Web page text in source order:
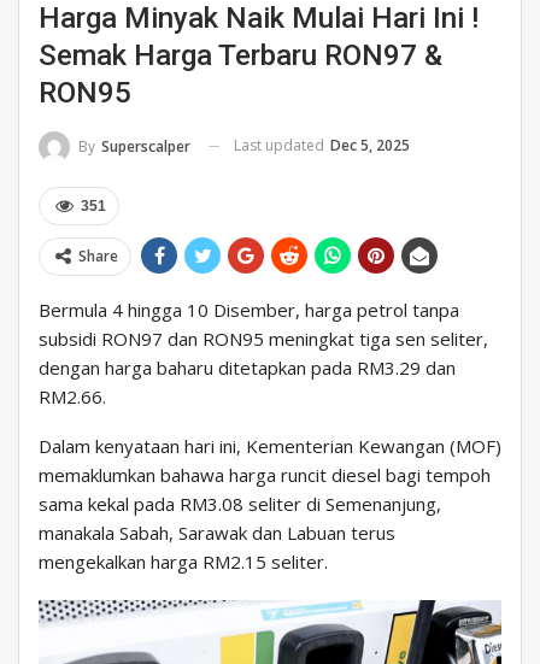
Harga Minyak Naik Mulai Hari Ini !
Semak Harga Terbaru RON97 &
RON95
By Superscalper Last updated Dec 5, 2025
351
Share
Bermula 4 hingga 10 Disember, harga petrol tanpa
subsidi RON97 dan RON95 meningkat tiga sen seliter,
dengan harga baharu ditetapkan pada RM3.29 dan
RM2.66.
Dalam kenyataan hari ini, Kementerian Kewangan (MOF)
memaklumkan bahawa harga runcit diesel bagi tempoh
sama kekal pada RM3.08 seliter di Semenanjung,
manakala Sabah, Sarawak dan Labuan terus
mengekalkan harga RM2.15 seliter.